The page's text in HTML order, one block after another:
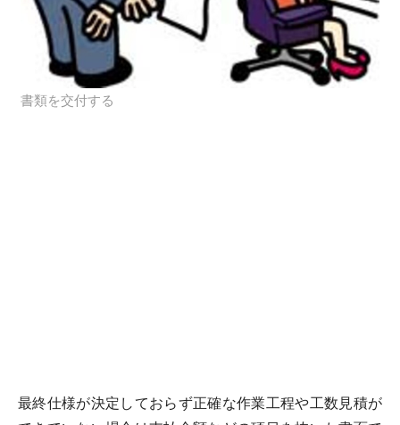
書類を交付する
最終仕様が決定しておらず正確な作業工程や工数見積が